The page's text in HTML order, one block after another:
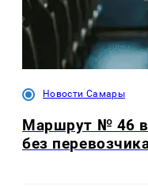
Новости Самары
Маршрут № 46 в
без